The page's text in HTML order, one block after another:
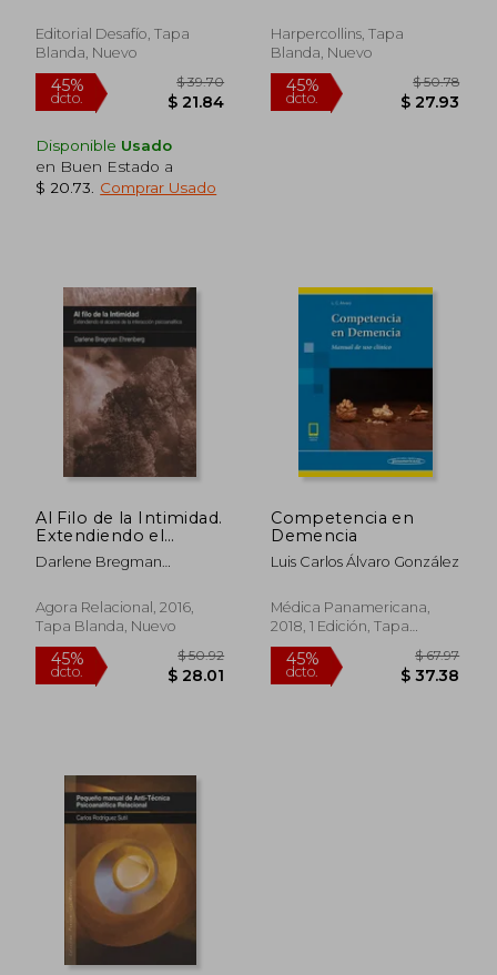
45%
dcto. $ 30.56
45%
dcto.
45%
Editorial Desafío, Tapa
Blanda, Nuevo
Disponible Usado
en Buen Estado a
$ 20.73
Comprar Usado
Harpercollins, Tapa
Blanda, Nuevo
Al Filo de la Intimidad.
Extendiendo el
Alcance de la
Interaccion
Darlene Bregman
Agora Relacional, 2016,
Tapa Blanda, Nuevo
Competencia en
Demencia
Luis Carlos Álvaro González
Médica Panamericana,
2018, 1 Edición, Tapa
Blanda, Nuevo